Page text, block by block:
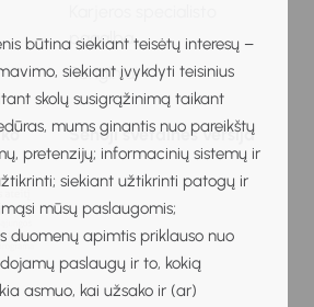
būtina siekiant teisėtų interesų –
siekiant įvykdyti teisinius
skolų susigrąžinimą taikant
mums ginantis nuo pareikštų
pretenzijų; informacinių sistemų ir
siekiant užtikrinti patogų ir
mūsų paslaugomis;
duomenų apimtis priklauso nuo
paslaugų ir to, kokią
asmuo, kai užsako ir (ar)
pagalba
Renginiai
Senoji svetainės versija